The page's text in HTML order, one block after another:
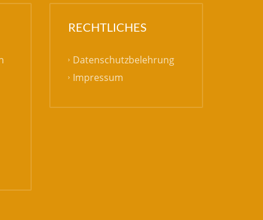
RECHTLICHES
Datenschutzbelehrung
Impressum